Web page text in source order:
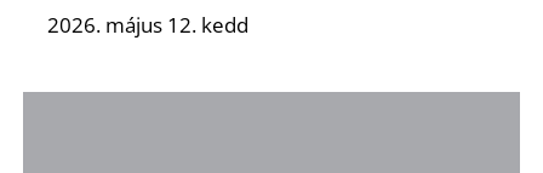
2026. május 12. kedd